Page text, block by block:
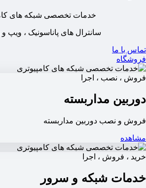
خدمات تخصصی شبکه های
سانترال های پاناسونیک ، ویپ
تماس با ما
فروشگاه
فروش ، نصب ، اجرا
دوربین مداربسته
فروش و نصب دوربین مداربسته
مشاهده
خرید ، فروش ، اجرا
خدمات شبکه و سرور